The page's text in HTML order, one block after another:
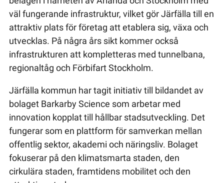
väl fungerande infrastruktur, vilket gör Järfälla till en
attraktiv plats för företag att etablera sig, växa och
utvecklas. På några års sikt kommer också
infrastrukturen att kompletteras med tunnelbana,
regionaltåg och Förbifart Stockholm.
Järfälla kommun har tagit initiativ till bildandet av
bolaget Barkarby Science som arbetar med
innovation kopplat till hållbar stadsutveckling. Det
fungerar som en plattform för samverkan mellan
offentlig sektor, akademi och näringsliv. Bolaget
fokuserar på den klimatsmarta staden, den
cirkulära staden, framtidens mobilitet och den